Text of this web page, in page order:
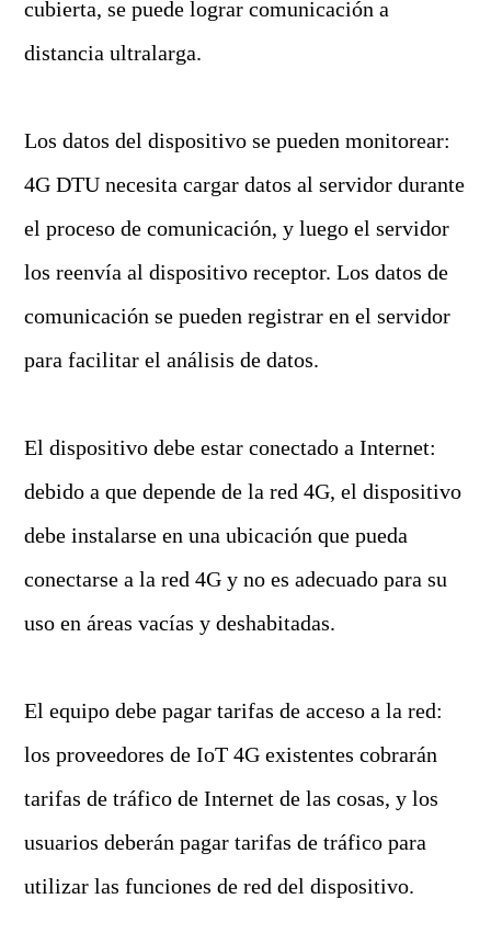
cubierta, se puede lograr comunicación a
distancia ultralarga.
Los datos del dispositivo se pueden monitorear:
4G DTU necesita cargar datos al servidor durante
el proceso de comunicación, y luego el servidor
los reenvía al dispositivo receptor. Los datos de
comunicación se pueden registrar en el servidor
para facilitar el análisis de datos.
El dispositivo debe estar conectado a Internet:
debido a que depende de la red 4G, el dispositivo
debe instalarse en una ubicación que pueda
conectarse a la red 4G y no es adecuado para su
uso en áreas vacías y deshabitadas.
El equipo debe pagar tarifas de acceso a la red:
los proveedores de IoT 4G existentes cobrarán
tarifas de tráfico de Internet de las cosas, y los
usuarios deberán pagar tarifas de tráfico para
utilizar las funciones de red del dispositivo.